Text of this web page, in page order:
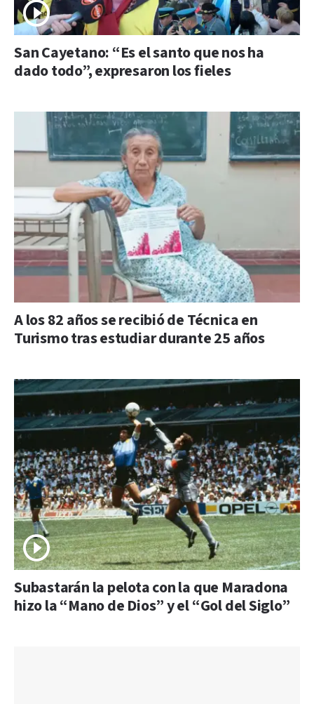
San Cayetano: “Es el santo que nos ha
dado todo”, expresaron los fieles
A los 82 años se recibió de Técnica en
Turismo tras estudiar durante 25 años
Subastarán la pelota con la que Maradona
hizo la “Mano de Dios” y el “Gol del Siglo”